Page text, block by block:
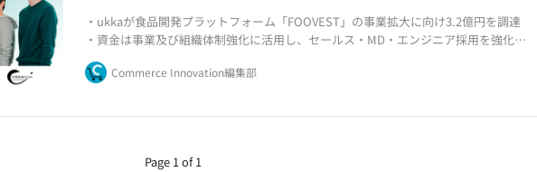
・ukkaが食品開発プラットフォーム「FOOVEST」の事業拡大に向け3.2億円を調達
・資金は事業及び組織体制強化に活用し、セールス・MD・エンジニア採用を強化
・FOOVESTは大手コンビニやスーパーとPB商品開発を展開、米国市場にも進出
Commerce Innovation編集部
Page 1 of 1